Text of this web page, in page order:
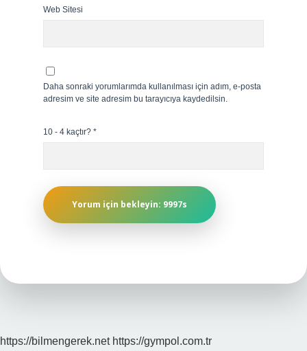
Web Sitesi
Daha sonraki yorumlarımda kullanılması için adım, e-posta
adresim ve site adresim bu tarayıcıya kaydedilsin.
10 - 4 kaçtır? *
https://bilmengerek.net https://gympol.com.tr